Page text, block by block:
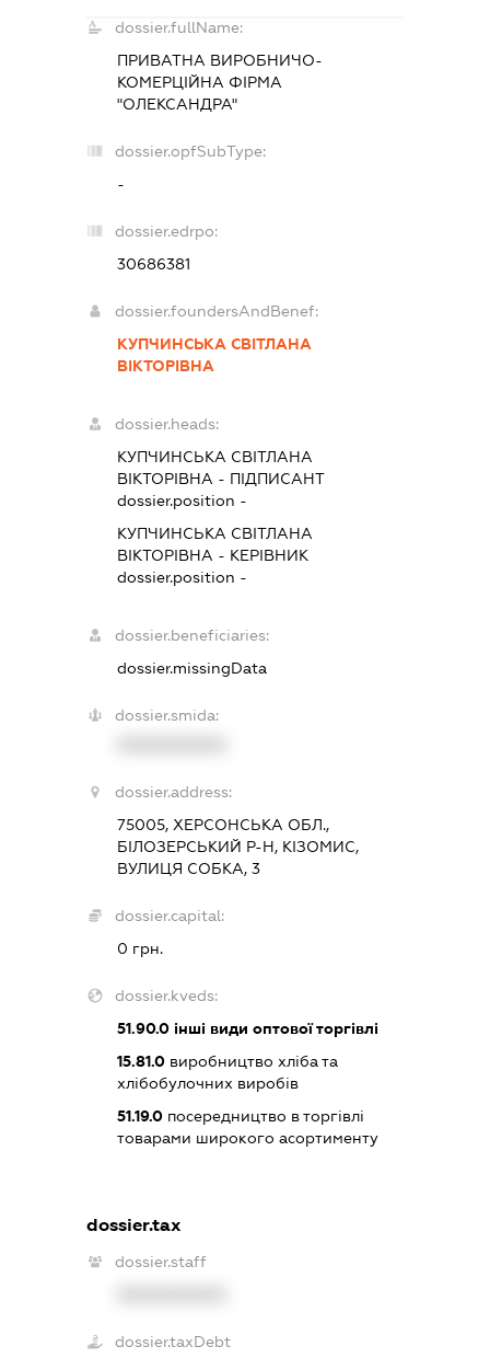
dossier.fullName:
ПРИВАТНА ВИРОБНИЧО-
КОМЕРЦІЙНА ФІРМА
"ОЛЕКСАНДРА"
dossier.opfSubType:
-
dossier.edrpo:
30686381
dossier.foundersAndBenef:
КУПЧИНСЬКА СВІТЛАНА
ВІКТОРІВНА
dossier.heads:
КУПЧИНСЬКА СВІТЛАНА
ВІКТОРІВНА - ПІДПИСАНТ
dossier.position -
КУПЧИНСЬКА СВІТЛАНА
ВІКТОРІВНА - КЕРІВНИК
dossier.position -
dossier.beneficiaries:
dossier.missingData
dossier.smida:
dossier.address:
75005, ХЕРСОНСЬКА ОБЛ.,
БІЛОЗЕРСЬКИЙ Р-Н, КІЗОМИС,
ВУЛИЦЯ СОБКА, 3
dossier.capital:
0 грн.
dossier.kveds:
51.90.0 інші види оптової торгівлі
15.81.0 виробництво хліба та
хлібобулочних виробів
51.19.0 посередництво в торгівлі
товарами широкого асортименту
dossier.tax
dossier.staff
dossier.taxDebt